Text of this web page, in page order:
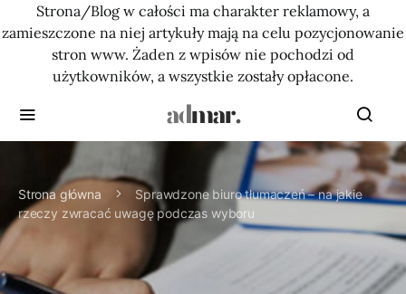
Strona/Blog w całości ma charakter reklamowy, a
zamieszczone na niej artykuły mają na celu pozycjonowanie
stron www. Żaden z wpisów nie pochodzi od
użytkowników, a wszystkie zostały opłacone.
Strona główna
Sprawdzone biuro tłumaczeń – na jakie
rzeczy zwracać uwagę podczas wyboru